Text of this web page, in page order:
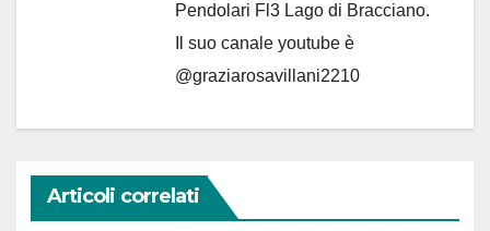
Pendolari Fl3 Lago di Bracciano.
Il suo canale youtube è
@graziarosavillani2210
Articoli correlati